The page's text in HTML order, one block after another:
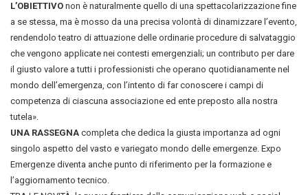
L’OBIETTIVO non è naturalmente quello di una spettacolarizzazione fine
a se stessa, ma è mosso da una precisa volontà di dinamizzare l’evento,
rendendolo teatro di attuazione delle ordinarie procedure di salvataggio
che vengono applicate nei contesti emergenziali; un contributo per dare
il giusto valore a tutti i professionisti che operano quotidianamente nel
mondo dell’emergenza, con l’intento di far conoscere i campi di
competenza di ciascuna associazione ed ente preposto alla nostra
tutela».
UNA RASSEGNA completa che dedica la giusta importanza ad ogni
singolo aspetto del vasto e variegato mondo delle emergenze. Expo
Emergenze diventa anche punto di riferimento per la formazione e
l’aggiornamento tecnico.